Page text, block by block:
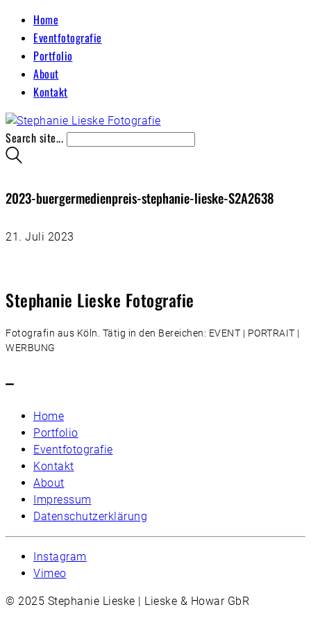
Home
Eventfotografie
Portfolio
About
Kontakt
Search site...
2023-buergermedienpreis-stephanie-lieske-S2A2638
21. Juli 2023
Stephanie Lieske Fotografie
Fotografin aus Köln. Tätig in den Bereichen: EVENT | PORTRAIT |
WERBUNG
–
Home
Portfolio
Eventfotografie
Kontakt
About
Impressum
Datenschutzerklärung
Instagram
Vimeo
© 2025 Stephanie Lieske | Lieske & Howar GbR